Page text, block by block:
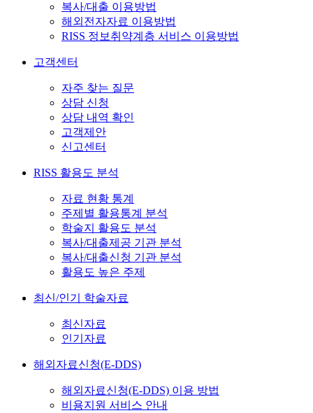
복사/대출 이용방법
해외전자자료 이용방법
RISS 정보취약계층 서비스 이용방법
고객센터
자주 찾는 질문
상담 신청
상담 내역 확인
고객제안
신고센터
RISS 활용도 분석
자료 현황 통계
주제별 활용통계 분석
학술지 활용도 분석
복사/대출제공 기관 분석
복사/대출신청 기관 분석
활용도 높은 주제
최신/인기 학술자료
최신자료
인기자료
해외자료신청(E-DDS)
해외자료신청(E-DDS) 이용 방법
비용지원 서비스 안내